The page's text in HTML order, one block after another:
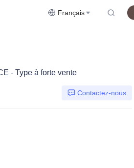
Français
- Type à forte vente
Contactez-nous